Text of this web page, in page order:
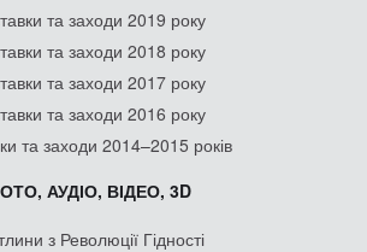
та заходи 2019 року
та заходи 2018 року
та заходи 2017 року
та заходи 2016 року
та заходи 2014–2015 років
АУДІО, ВІДЕО, 3D
з Революції Гідності